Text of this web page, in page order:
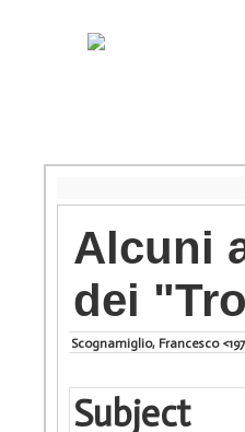
Alcuni
dei
Scognamiglio, Francesco
Subject